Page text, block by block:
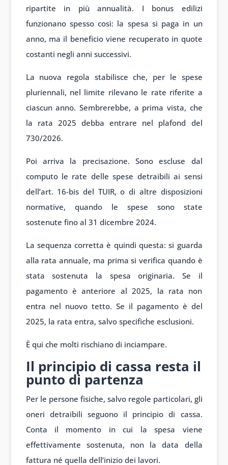
ripartite in più annualità. I bonus edilizi
funzionano spesso così: la spesa si paga in un
anno, ma il beneficio viene recuperato in quote
costanti negli anni successivi.
La nuova regola stabilisce che, per le spese
pluriennali, nel limite rilevano le rate riferite a
ciascun anno. Sembrerebbe, a prima vista, che
la rata 2025 debba entrare nel plafond del
730/2026.
Poi arriva la precisazione. Sono escluse dal
computo le rate delle spese detraibili ai sensi
dell’art. 16-bis del TUIR, o di altre disposizioni
normative, quando le spese sono state
sostenute fino al 31 dicembre 2024.
La sequenza corretta è quindi questa: si guarda
alla rata annuale, ma prima si verifica quando è
stata sostenuta la spesa originaria. Se il
pagamento è anteriore al 2025, la rata non
entra nel nuovo tetto. Se il pagamento è del
2025, la rata entra, salvo specifiche esclusioni.
È qui che molti rischiano di inciampare.
Il principio di cassa resta il
punto di partenza
Per le persone fisiche, salvo regole particolari, gli
oneri detraibili seguono il principio di cassa.
Conta il momento in cui la spesa viene
effettivamente sostenuta, non la data della
fattura né quella dell’inizio dei lavori.